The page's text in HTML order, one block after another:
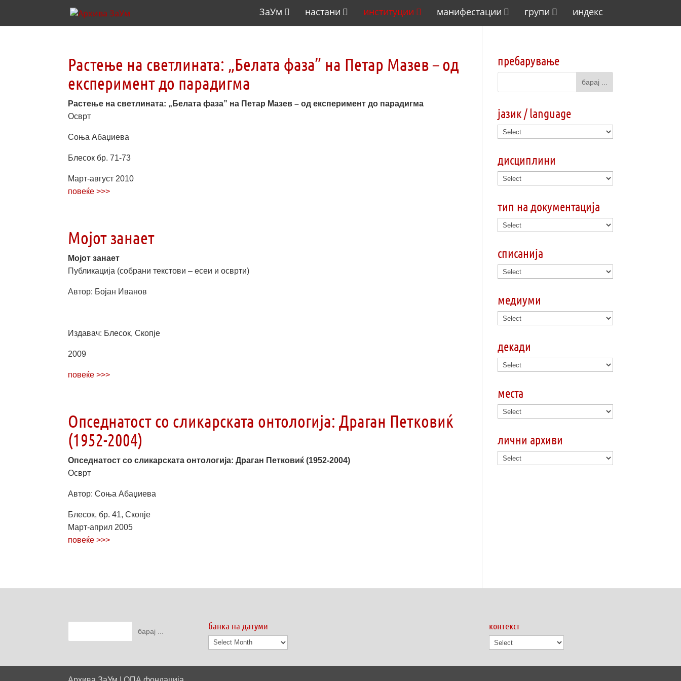
ЗаУм настани институции манифестации групи индекс
Растење на светлината: „Белата фаза” на Петар Мазев – од
експеримент до парадигма
Растење на светлината: „Белата фаза” на Петар Мазев – од експеримент до парадигма
Осврт
Соња Абаџиева
Блесок бр. 71­-73
Март­-август 2010
повеќе >>>
Мојот занает
Мојот занает
Публикација (собрани текстови – есеи и осврти)
Автор: Бојан Иванов
Издавач: Блесок, Скопје
2009
повеќе >>>
Опседнатост со сликарската онтологија: Драган Петковиќ
(1952­-2004)
Опседнатост со сликарската онтологија: Драган Петковиќ (1952­-2004)
Осврт
Автор: Соња Абаџиева
Блесок, бр. 41, Скопје
Март-­април 2005
повеќе >>>
пребарување
јазик / language
дисциплини
тип на документација
списанија
медиуми
декади
места
лични архиви
банка на датуми
банка
контекст